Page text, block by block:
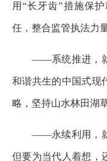
用“长牙齿”措施保
任，整合监管执法力
——系统推进，就
和谐共生的中国式现
略，坚持山水林田湖
——永续利用，就
但要为当代人着想，